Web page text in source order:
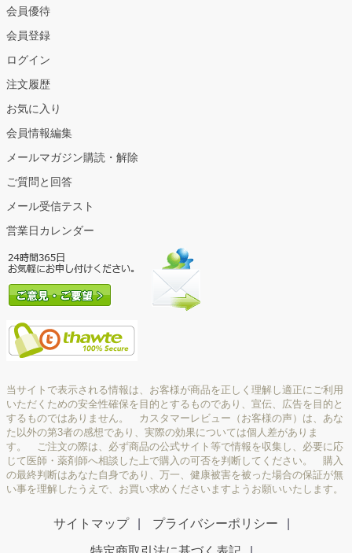
会員優待
会員登録
ログイン
注文履歴
お気に入り
会員情報編集
メールマガジン購読・解除
ご質問と回答
メール受信テスト
営業日カレンダー
当サイトで表示される情報は、お客様が商品を正しく理解し適正にご利用
いただくための安全性確保を目的とするものであり、宣伝、広告を目的と
するものではありません。 カスタマーレビュー（お客様の声）は、あな
た以外の第3者の感想であり、実際の効果については個人差がありま
す。 ご注文の際は、必ず商品の公式サイト等で情報を収集し、必要に応
じて医師・薬剤師へ相談した上で購入の可否を判断してください。 購入
の最終判断はあなた自身であり、万一、健康被害を被った場合の保証が無
い事を理解したうえで、お買い求めくださいますようお願いいたします。
サイトマップ プライバシーポリシー